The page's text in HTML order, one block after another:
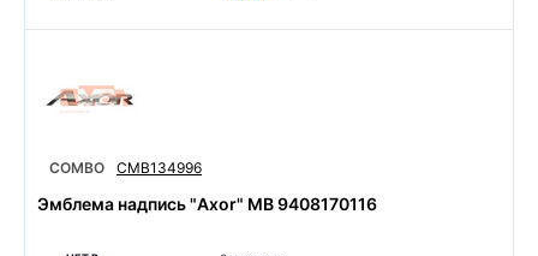
COMBO CMB134996
Эмблема надпись "Axor" MB 9408170116